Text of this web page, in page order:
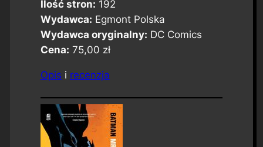
Ilość stron: 192
Wydawca: Egmont Polska
Wydawca oryginalny: DC Comics
Cena: 75,00 zł
Opis i recenzja